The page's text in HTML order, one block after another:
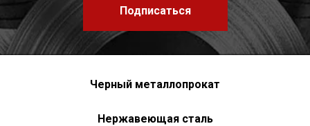
Подписаться
Черный металлопрокат
Нержавеющая сталь